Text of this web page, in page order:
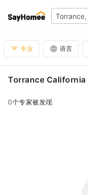
专业 语言
Torrance California
0个专家被发现